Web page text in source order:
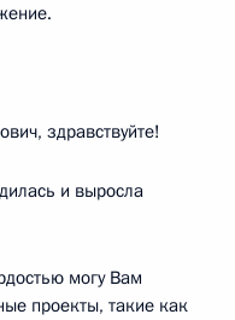
здравствуйте!
и выросла
могу Вам
проекты, такие как